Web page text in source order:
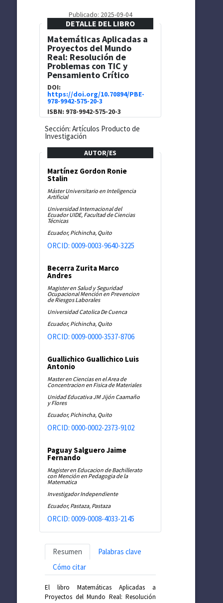
Publicado: 2025-09-04
DETALLE DEL LIBRO
Matemáticas Aplicadas a
Proyectos del Mundo
Real: Resolución de
Problemas con TIC y
Pensamiento Crítico
DOI:
https://doi.org/10.70894/PBE-
978-9942-575-20-3
ISBN: 978-9942-575-20-3
Sección: Artículos Producto de
Investigación
AUTOR/ES
Martínez Gordon Ronie
Stalin
Máster Universitario en Inteligencia
Artificial
Universidad Internacional del
Ecuador UIDE, Facultad de Ciencias
Técnicas
Ecuador, Pichincha, Quito
ORCID: 0009-0003-9640-3225
Becerra Zurita Marco
Andres
Magister en Salud y Seguridad
Ocupacional Mención en Prevencion
de Riesgos Laborales
Universidad Catolica De Cuenca
Ecuador, Pichincha, Quito
ORCID: 0009-0000-3537-8706
Guallichico Guallichico Luis
Antonio
Master en Ciencias en el Area de
Concentracion en Fisica de Materiales
Unidad Educativa JM Jijón Caamaño
y Flores
Ecuador, Pichincha, Quito
ORCID: 0000-0002-2373-9102
Paguay Salguero Jaime
Fernando
Magister en Educacion de Bachillerato
con Mención en Pedagogia de la
Matematica
Investigador Independiente
Ecuador, Pastaza, Pastaza
ORCID: 0009-0008-4033-2145
Resumen
Palabras clave
Cómo citar
El libro Matemáticas Aplicadas a
Proyectos del Mundo Real: Resolución